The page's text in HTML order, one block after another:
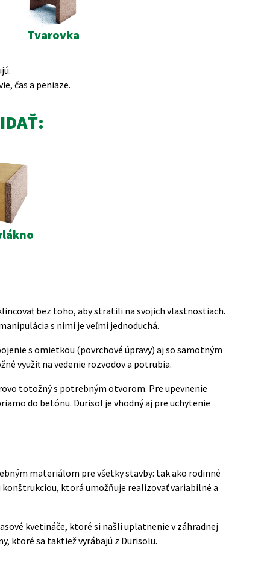
Tvarovka
čas a peniaze.
bez toho, aby stratili na svojich vlastnostiach.
s nimi je veľmi jednoduchá.
s omietkou (povrchové úpravy) aj so samotným
využiť na vedenie rozvodov a potrubia.
totožný s potrebným otvorom. Pre upevnenie
do betónu. Durisol je vhodný aj pre uchytenie
materiálom pre všetky stavby: tak ako rodinné
konštrukciou, ktorá umožňuje realizovať variabilné a
kvetináče, ktoré si našli uplatnenie v záhradnej
ktoré sa taktiež vyrábajú z Durisolu.